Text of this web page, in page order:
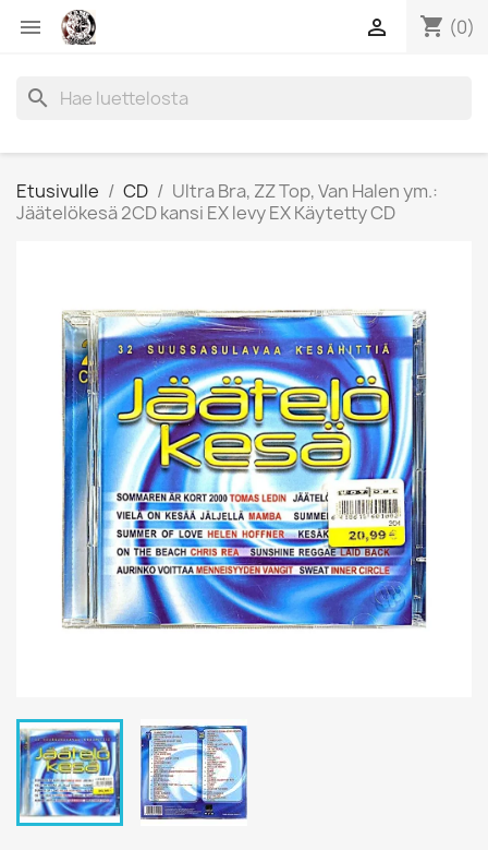
 shopping_cart (0)

search
Etusivulle CD
Ultra Bra, ZZ Top, Van Halen ym.:
Jäätelökesä 2CD kansi EX levy EX Käytetty CD